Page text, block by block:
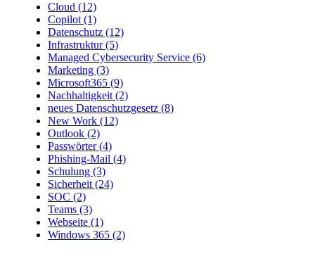
Cloud (12)
Copilot (1)
Datenschutz (12)
Infrastruktur (5)
Managed Cybersecurity Service (6)
Marketing (3)
Microsoft365 (9)
Nachhaltigkeit (2)
neues Datenschutzgesetz (8)
New Work (12)
Outlook (2)
Passwörter (4)
Phishing-Mail (4)
Schulung (3)
Sicherheit (24)
SOC (2)
Teams (3)
Webseite (1)
Windows 365 (2)